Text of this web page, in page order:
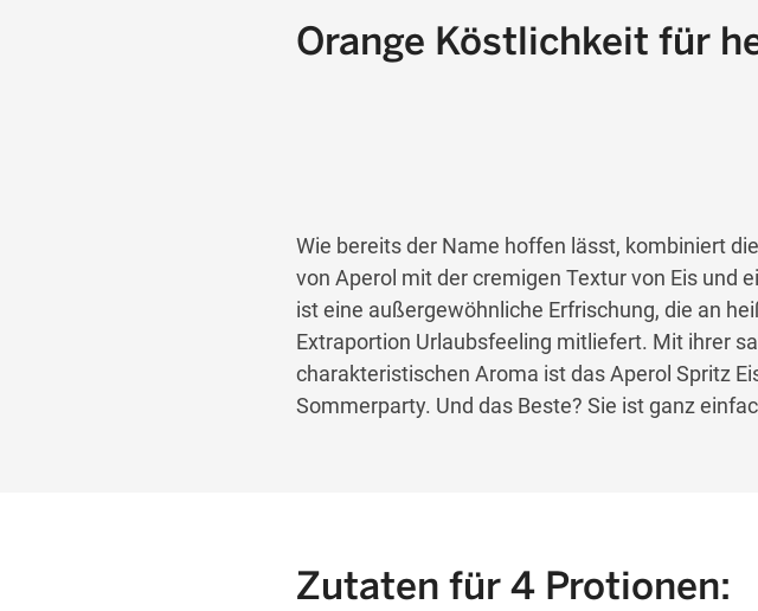
Orange Köstlichkeit für
Wie bereits der Name hoffen lässt, kombiniert
von Aperol mit der cremigen Textur von Eis und
ist eine außergewöhnliche Erfrischung, die an
Extraportion Urlaubsfeeling mitliefert. Mit ihrer
charakteristischen Aroma ist das Aperol Spritz
Sommerparty. Und das Beste? Sie ist ganz
Zutaten für 4 Protionen: